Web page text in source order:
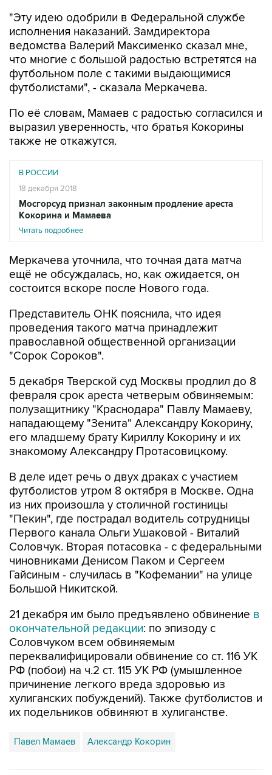
"Эту идею одобрили в Федеральной службе
исполнения наказаний. Замдиректора
ведомства Валерий Максименко сказал мне,
что многие с большой радостью встретятся на
футбольном поле с такими выдающимися
футболистами", - сказала Меркачева.
По её словам, Мамаев с радостью согласился и
выразил уверенность, что братья Кокорины
также не откажутся.
В РОССИИ
18 декабря 2018
Мосгорсуд признал законным продление ареста
Кокорина и Мамаева
Читать подробнее
Меркачева уточнила, что точная дата матча
ещё не обсуждалась, но, как ожидается, он
состоится вскоре после Нового года.
Представитель ОНК пояснила, что идея
проведения такого матча принадлежит
православной общественной организации
"Сорок Сороков".
5 декабря Тверской суд Москвы продлил до 8
февраля срок ареста четверым обвиняемым:
полузащитнику "Краснодара" Павлу Мамаеву,
нападающему "Зенита" Александру Кокорину,
его младшему брату Кириллу Кокорину и их
знакомому Александру Протасовицкому.
В деле идет речь о двух драках с участием
футболистов утром 8 октября в Москве. Одна
из них произошла у столичной гостиницы
"Пекин", где пострадал водитель сотрудницы
Первого канала Ольги Ушаковой - Виталий
Соловчук. Вторая потасовка - с федеральными
чиновниками Денисом Паком и Сергеем
Гайсиным - случилась в "Кофемании" на улице
Большой Никитской.
21 декабря им было предъявлено обвинение в
окончательной редакции: по эпизоду с
Соловчуком всем обвиняемым
переквалифицировали обвинение со ст. 116 УК
РФ (побои) на ч.2 ст. 115 УК РФ (умышленное
причинение легкого вреда здоровью из
хулиганских побуждений). Также футболистов и
их подельников обвиняют в хулиганстве.
Павел Мамаев Александр Кокорин